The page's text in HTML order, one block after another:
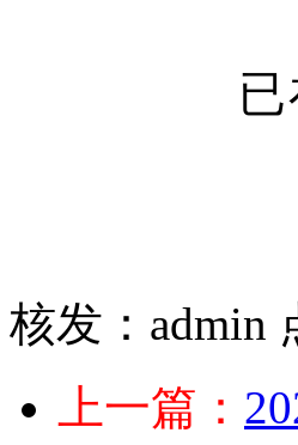
核发：admin
上一篇：